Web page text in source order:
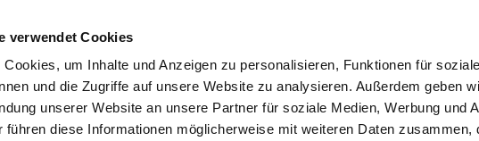
verwendet Cookies
Cookies, um Inhalte und Anzeigen zu personalisieren, Funktionen für
und die Zugriffe auf unsere Website zu analysieren. Außerdem geben
unserer Website an unsere Partner für soziale Medien, Werbung und
führen diese Informationen möglicherweise mit weiteren Daten zusammen,